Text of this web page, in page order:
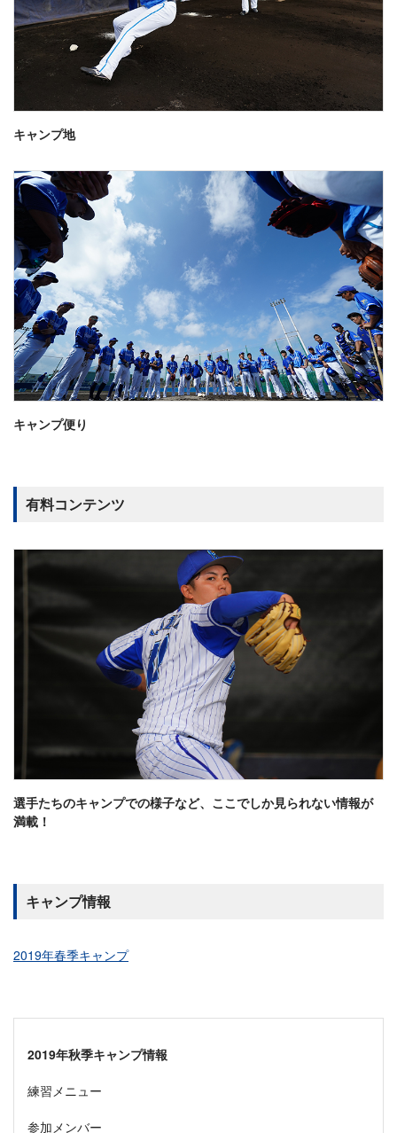
キャンプ地
キャンプ便り
有料コンテンツ
選手たちのキャンプでの様子など、ここでしか見られない情報が
満載！
キャンプ情報
2019年春季キャンプ
2019年秋季キャンプ情報
練習メニュー
参加メンバー